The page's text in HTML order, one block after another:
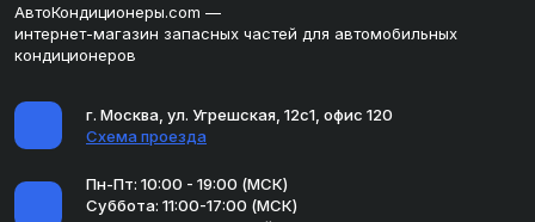
АвтоКондиционеры.com —
интернет-магазин запасных частей для автомобильных
кондиционеров
г. Москва, ул. Угрешская, 12с1, офис 120
Схема проезда
Пн-Пт: 10:00 - 19:00 (МСК)
Суббота: 11:00-17:00 (МСК)